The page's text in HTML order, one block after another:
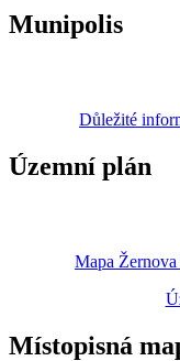
Munipolis
Důležité
Územní plán
Mapa Žernova
Místopisná